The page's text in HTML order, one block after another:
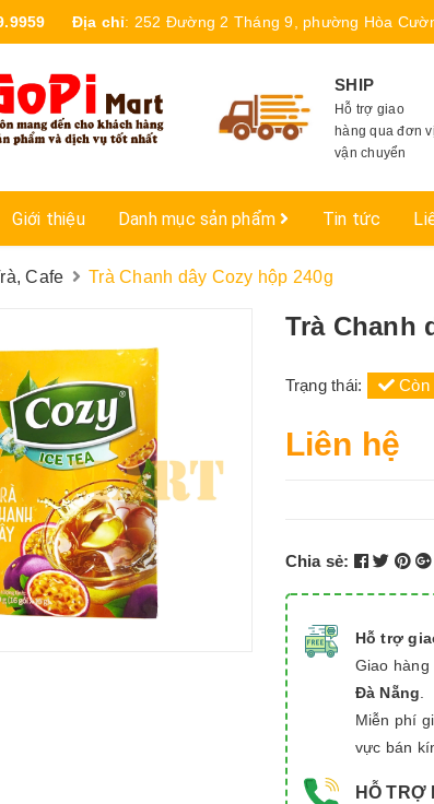
Địa chỉ: 252 Đường 2 Tháng 9, phường Hòa
SHIP
Hỗ trợ giao
hàng qua đơn vị
vận chuyển
Giới thiệu Danh mục sản phẩm Tin tức
Cafe Trà Chanh dây Cozy hộp 240g
Trà Chanh
Trạng thái: Còn
Liên hệ
Chia sẻ:
Hỗ trợ
Giao
Đà Nẵng
Miễn phí
vực bán
HỖ TRỢ